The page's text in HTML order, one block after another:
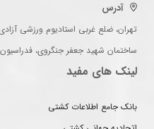
آدرس
تهران، ضلع غربی استادیوم ورزشی
ساختمان شهید جعفر جنگروی،
لینک های مفید
بانک جامع اطلاعات کشتی